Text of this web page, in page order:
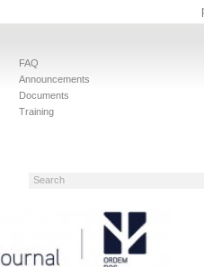
FAQ
Announcements
Documents
Training
Search